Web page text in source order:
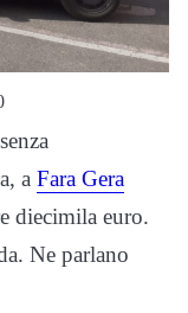
a Fara Gera
diecimila euro.
Ne parlano